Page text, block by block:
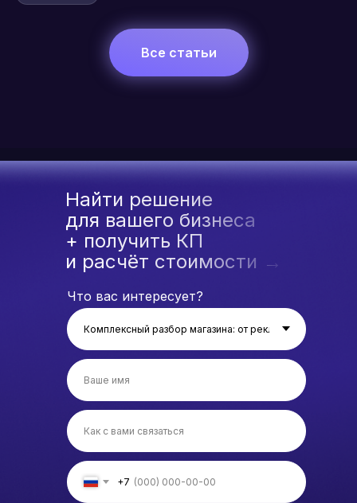
Все статьи
Найти решение
для вашего бизнеса
+ получить КП
и расчёт стоимости →
Что вас интересует?
+7